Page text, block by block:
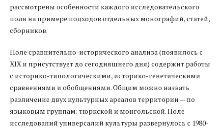
рассмотрены особенности каждого исследовательского
поля на примере подходов отдельных монографий, статей,
сборников.
Поле сравнительно-исторического анализа (появилось с
XIX и присутствует до сегодняшнего дня) содержит работы
с историко-типологическими, историко-генетическими
сравнениями и обобщениями. Общим можно назвать
различение двух культурных ареалов территории — по
языковым группам: тюркской и монгольской. Поле
исследований универсалий культуры развернулось с 1980-